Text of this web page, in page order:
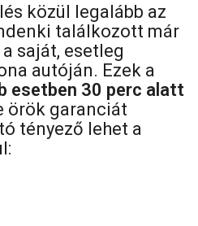
közül legalább az
találkozott már
saját, esetleg
autóján. Ezek a
esetben 30 perc alatt
örök garanciát
tényező lehet a